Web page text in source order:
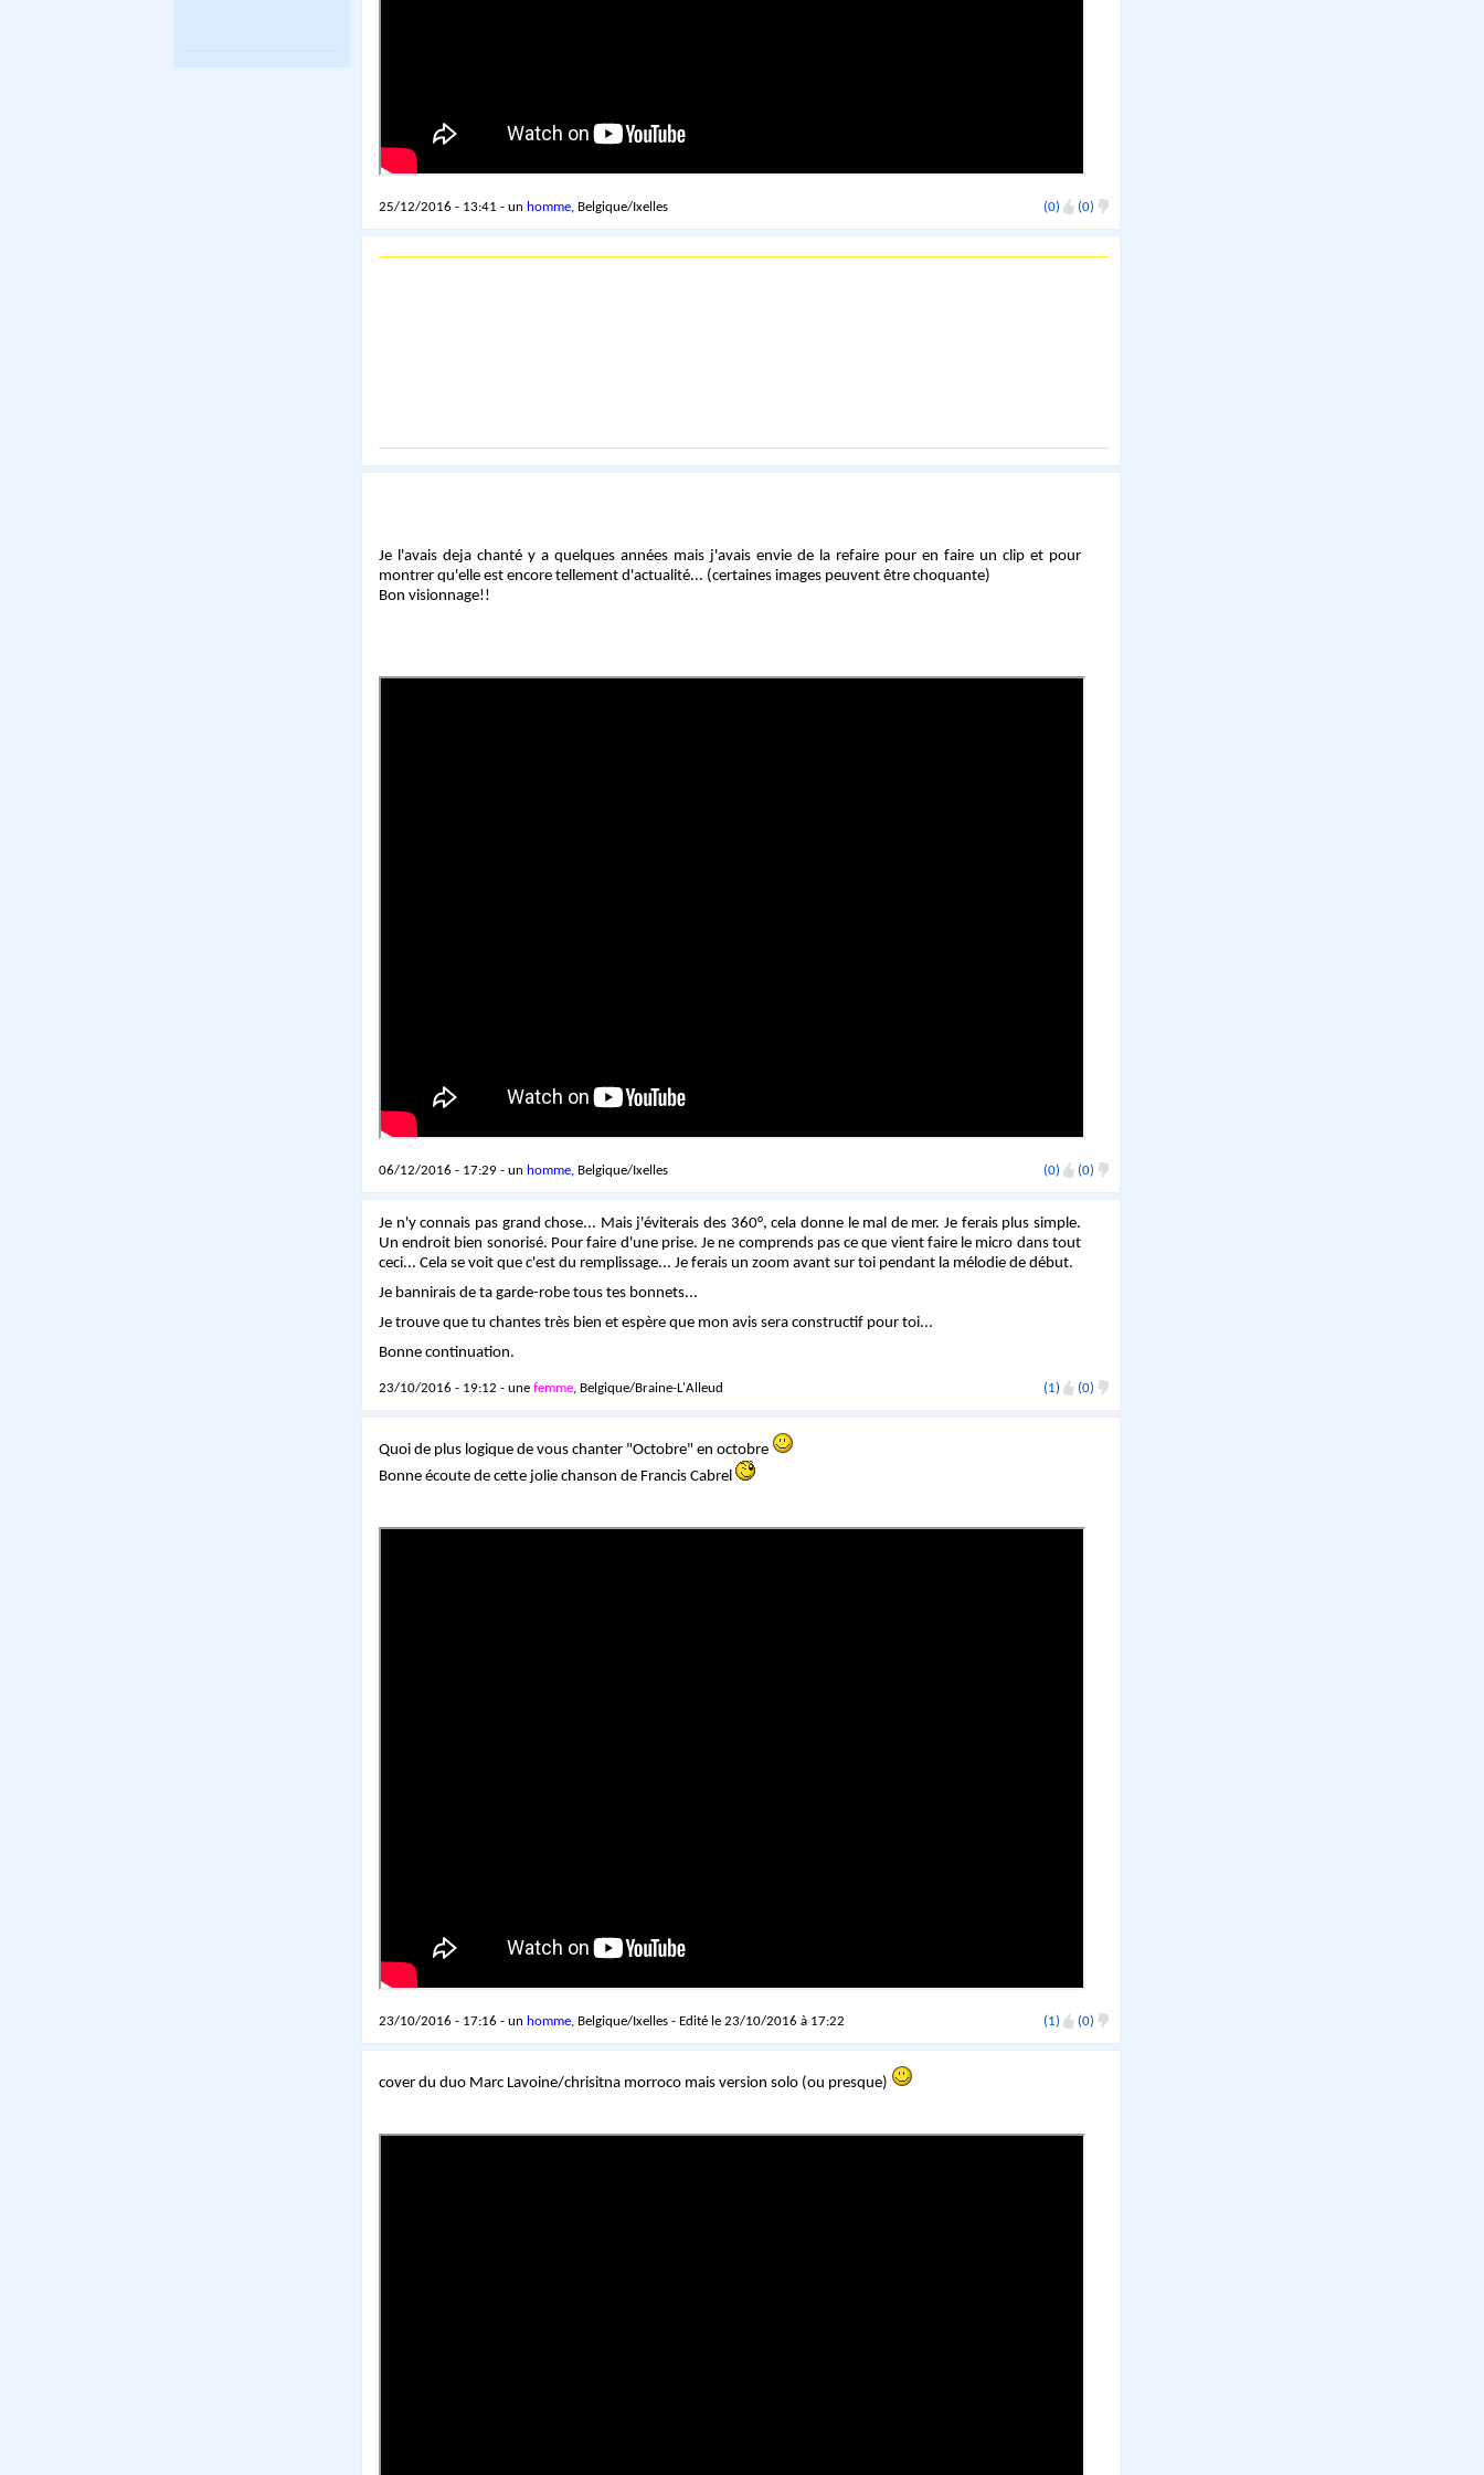
25/12/2016 - 13:41 - un homme, Belgique/Ixelles (0) (0)
Je l'avais deja chanté y a quelques années mais j'avais envie de la refaire pour en faire un clip et pour
montrer qu'elle est encore tellement d'actualité... (certaines images peuvent être choquante)
Bon visionnage!!
06/12/2016 - 17:29 - un homme, Belgique/Ixelles (0) (0)
Je n'y connais pas grand chose... Mais j'éviterais des 360°, cela donne le mal de mer. Je ferais plus simple.
Un endroit bien sonorisé. Pour faire d'une prise. Je ne comprends pas ce que vient faire le micro dans tout
ceci... Cela se voit que c'est du remplissage... Je ferais un zoom avant sur toi pendant la mélodie de début.
Je bannirais de ta garde-robe tous tes bonnets...
Je trouve que tu chantes très bien et espère que mon avis sera constructif pour toi...
Bonne continuation.
23/10/2016 - 19:12 - une femme, Belgique/Braine-L'Alleud (1) (0)
Quoi de plus logique de vous chanter "Octobre" en octobre
Bonne écoute de cette jolie chanson de Francis Cabrel
23/10/2016 - 17:16 - un homme, Belgique/Ixelles - Edité le 23/10/2016 à 17:22 (1) (0)
cover du duo Marc Lavoine/chrisitna morroco mais version solo (ou presque)